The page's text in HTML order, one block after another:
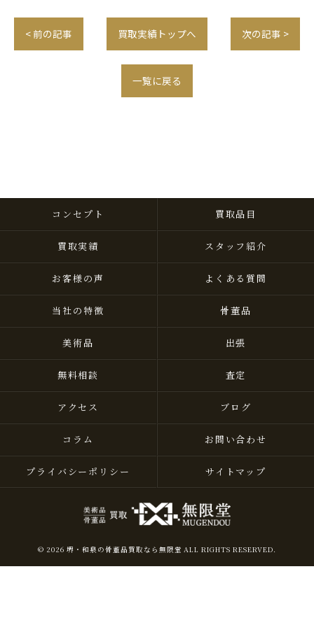
< 前の記事 買取実績トップへ 次の記事 >
一覧に戻る
コンセプト 買取品目
買取実績 スタッフ紹介
お客様の声 よくある質問
当社の特徴 骨董品
美術品 出張
無料相談 査定
アクセス ブログ
コラム お問い合わせ
プライバシーポリシー サイトマップ
© 2026 堺・和泉の骨董品買取なら無限堂 ALL RIGHTS RESERVED.